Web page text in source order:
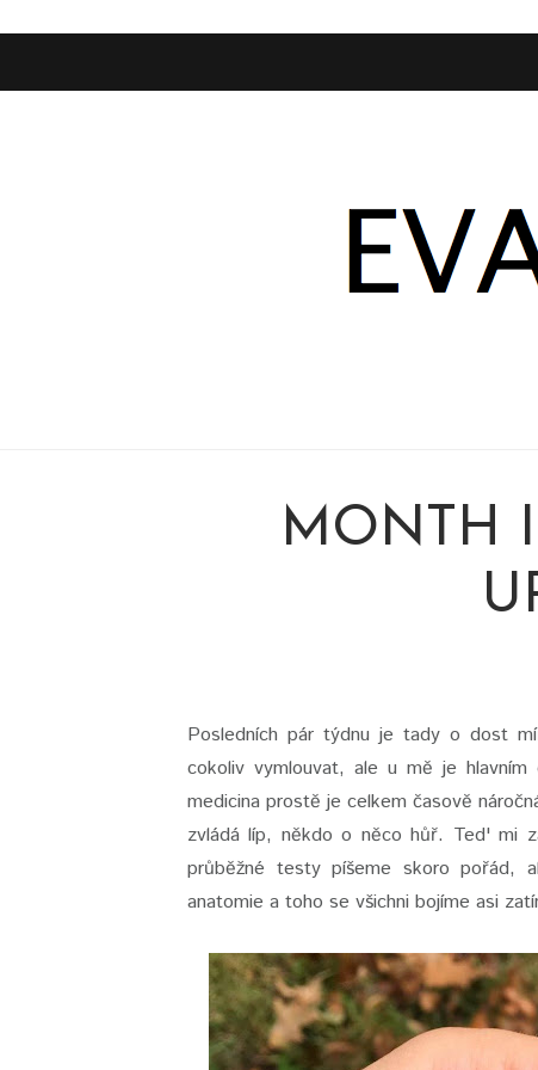
MONTH
Posledních pár týdnu je tady o dost
cokoliv vymlouvat, ale u mě je
medicina prostě je celkem časově
zvládá líp, někdo o něco hůř. Ted' mi
průběžné testy píšeme skoro pořád,
anatomie a toho se všichni bojíme asi